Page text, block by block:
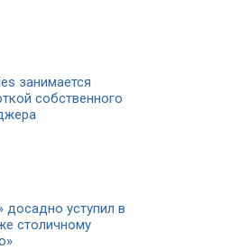
занимается
собственного
досадно уступил в
столичному